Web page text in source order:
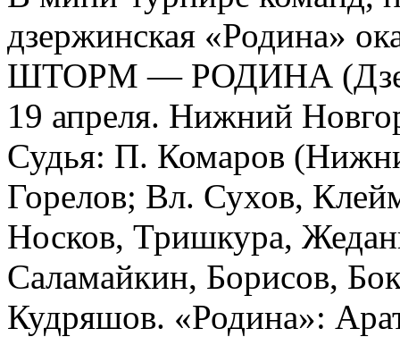
дзержинская «Родина»
ШТОРМ — РОДИНА
19 апреля. Нижний
Судья: П. Комаров
Горелов; Вл. Сухов,
Носков, Тришкура,
Саламайкин, Борисов,
Кудряшов. «Родина»: